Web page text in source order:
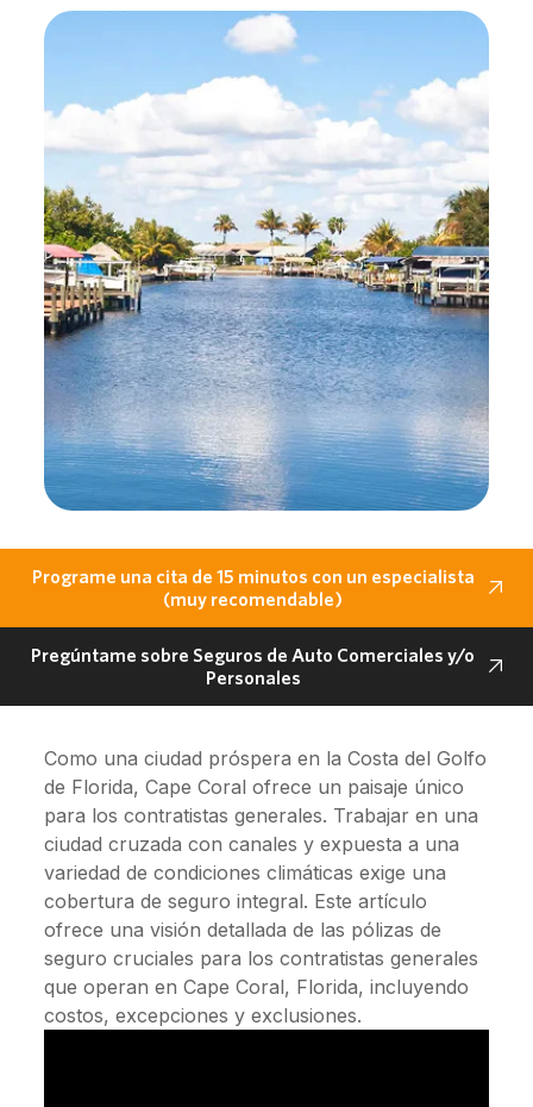
Programe una cita de 15 minutos con un especialista
(muy recomendable)
Pregúntame sobre Seguros de Auto Comerciales y/o
Personales
Como una ciudad próspera en la Costa del Golfo
de Florida, Cape Coral ofrece un paisaje único
para los contratistas generales. Trabajar en una
ciudad cruzada con canales y expuesta a una
variedad de condiciones climáticas exige una
cobertura de seguro integral. Este artículo
ofrece una visión detallada de las pólizas de
seguro cruciales para los contratistas generales
que operan en Cape Coral, Florida, incluyendo
costos, excepciones y exclusiones.